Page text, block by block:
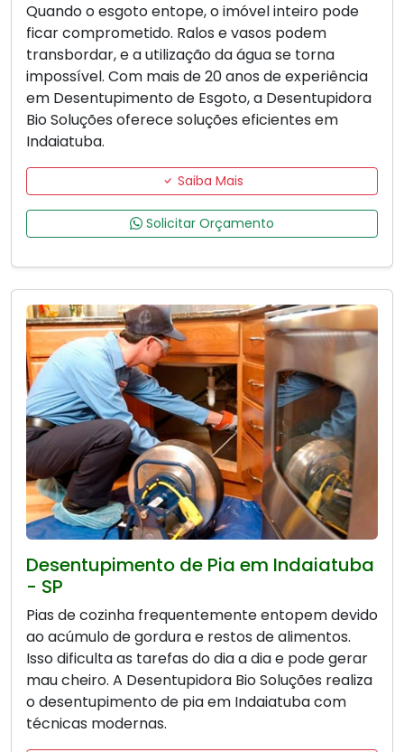
Quando o esgoto entope, o imóvel inteiro pode
ficar comprometido. Ralos e vasos podem
transbordar, e a utilização da água se torna
impossível. Com mais de 20 anos de experiência
em Desentupimento de Esgoto, a Desentupidora
Bio Soluções oferece soluções eficientes em
Indaiatuba.
Saiba Mais
Solicitar Orçamento
Desentupimento de Pia em Indaiatuba
- SP
Pias de cozinha frequentemente entopem devido
ao acúmulo de gordura e restos de alimentos.
Isso dificulta as tarefas do dia a dia e pode gerar
mau cheiro. A Desentupidora Bio Soluções realiza
o desentupimento de pia em Indaiatuba com
técnicas modernas.